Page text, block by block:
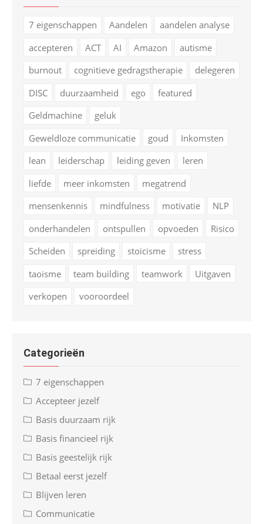
7 eigenschappen Aandelen
aandelen analyse
accepteren
ACT AI Amazon
autisme
burnout
cognitieve gedragstherapie
delegeren
DISC
duurzaamheid ego
featured
Geldmachine
geluk
Geweldloze communicatie
goud
Inkomsten
lean
leiderschap leiding geven
leren
liefde
meer inkomsten
megatrend
mensenkennis
mindfulness motivatie
NLP
onderhandelen
ontspullen opvoeden
Risico
Scheiden
spreiding stoicisme
stress
taoisme
team building teamwork
Uitgaven
verkopen
vooroordeel
Categorieën
7 eigenschappen
Accepteer jezelf
Basis duurzaam rijk
Basis financieel rijk
Basis geestelijk rijk
Betaal eerst jezelf
Blijven leren
Communicatie